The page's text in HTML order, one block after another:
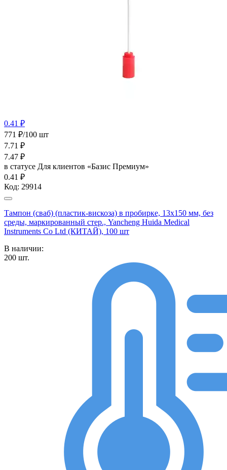
0.41 ₽
771 ₽/100 шт
7.71 ₽
7.47 ₽
в статусе Для клиентов «Базис Премиум»
0.41 ₽
Код: 29914
Тампон (сваб) (пластик-вискоза) в пробирке, 13х150 мм, без
среды, маркированный стер., Yancheng Huida Medical
Instruments Co Ltd (КИТАЙ), 100 шт
В наличии:
200 шт.